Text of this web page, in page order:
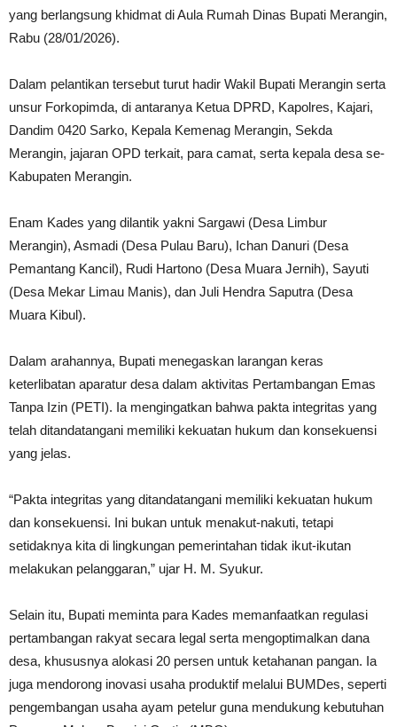
yang berlangsung khidmat di Aula Rumah Dinas Bupati Merangin,
Rabu (28/01/2026).
Dalam pelantikan tersebut turut hadir Wakil Bupati Merangin serta
unsur Forkopimda, di antaranya Ketua DPRD, Kapolres, Kajari,
Dandim 0420 Sarko, Kepala Kemenag Merangin, Sekda
Merangin, jajaran OPD terkait, para camat, serta kepala desa se-
Kabupaten Merangin.
Enam Kades yang dilantik yakni Sargawi (Desa Limbur
Merangin), Asmadi (Desa Pulau Baru), Ichan Danuri (Desa
Pemantang Kancil), Rudi Hartono (Desa Muara Jernih), Sayuti
(Desa Mekar Limau Manis), dan Juli Hendra Saputra (Desa
Muara Kibul).
Dalam arahannya, Bupati menegaskan larangan keras
keterlibatan aparatur desa dalam aktivitas Pertambangan Emas
Tanpa Izin (PETI). Ia mengingatkan bahwa pakta integritas yang
telah ditandatangani memiliki kekuatan hukum dan konsekuensi
yang jelas.
“Pakta integritas yang ditandatangani memiliki kekuatan hukum
dan konsekuensi. Ini bukan untuk menakut-nakuti, tetapi
setidaknya kita di lingkungan pemerintahan tidak ikut-ikutan
melakukan pelanggaran,” ujar H. M. Syukur.
Selain itu, Bupati meminta para Kades memanfaatkan regulasi
pertambangan rakyat secara legal serta mengoptimalkan dana
desa, khususnya alokasi 20 persen untuk ketahanan pangan. Ia
juga mendorong inovasi usaha produktif melalui BUMDes, seperti
pengembangan usaha ayam petelur guna mendukung kebutuhan